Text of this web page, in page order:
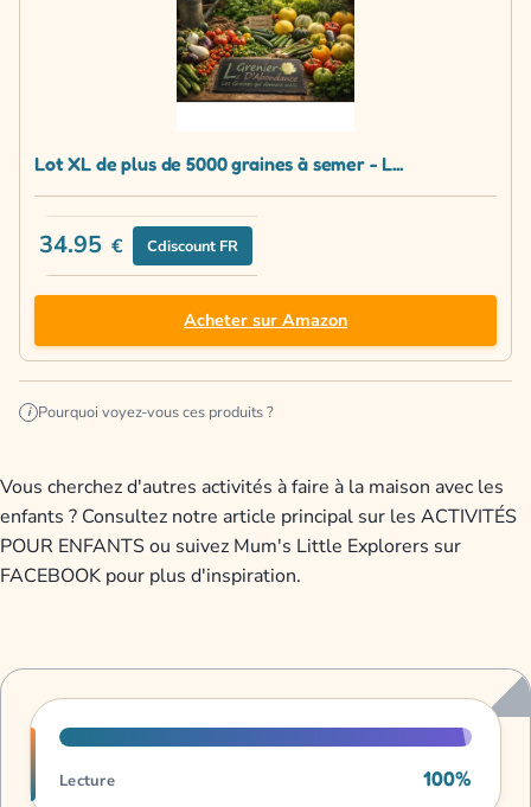
Lot XL de plus de 5000 graines à semer - L...
34.95 € Cdiscount FR
Acheter sur Amazon
i Pourquoi voyez-vous ces produits ?
Vous cherchez d'autres activités à faire à la maison avec les
enfants ? Consultez notre article principal sur les ACTIVITÉS
POUR ENFANTS ou suivez Mum's Little Explorers sur
FACEBOOK pour plus d'inspiration.
Progression de lecture
Lecture 100%